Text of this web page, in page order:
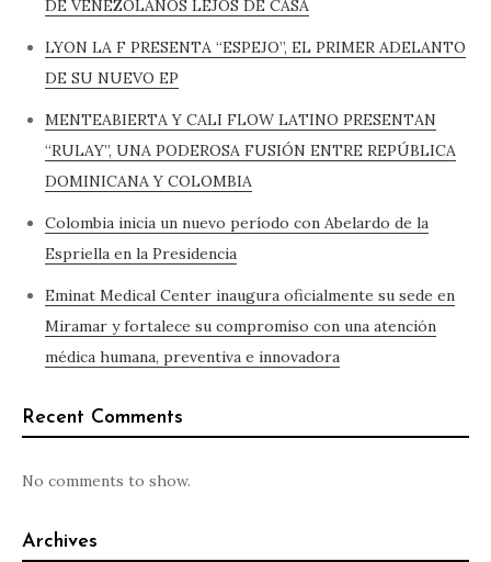
DE VENEZOLANOS LEJOS DE CASA
LYON LA F PRESENTA “ESPEJO”, EL PRIMER ADELANTO
DE SU NUEVO EP
MENTEABIERTA Y CALI FLOW LATINO PRESENTAN
“RULAY”, UNA PODEROSA FUSIÓN ENTRE REPÚBLICA
DOMINICANA Y COLOMBIA
Colombia inicia un nuevo período con Abelardo de la
Espriella en la Presidencia
Eminat Medical Center inaugura oficialmente su sede en
Miramar y fortalece su compromiso con una atención
médica humana, preventiva e innovadora
Recent Comments
No comments to show.
Archives